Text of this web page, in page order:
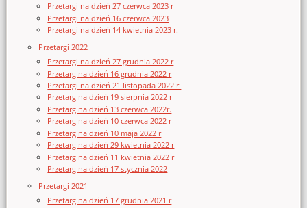
Przetargi na dzień 27 czerwca 2023 r
Przetargi na dzień 16 czerwca 2023
Przetargi na dzień 14 kwietnia 2023 r.
Przetargi 2022
Przetargi na dzień 27 grudnia 2022 r
Przetarg na dzień 16 grudnia 2022 r
Przetargi na dzień 21 listopada 2022 r.
Przetarg na dzień 19 sierpnia 2022 r
Przetarg na dzień 13 czerwca 2022r.
Przetarg na dzień 10 czerwca 2022 r
Przetarg na dzień 10 maja 2022 r
Przetarg na dzień 29 kwietnia 2022 r
Przetarg na dzień 11 kwietnia 2022 r
Przetarg na dzień 17 stycznia 2022
Przetargi 2021
Przetarg na dzień 17 grudnia 2021 r